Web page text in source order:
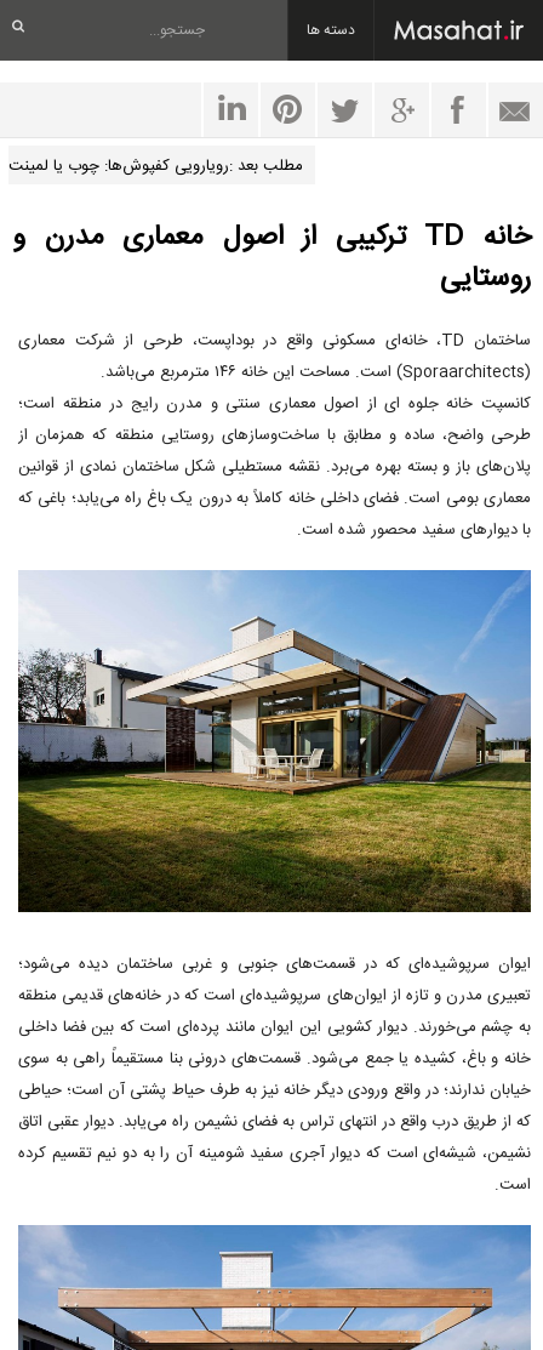
دسته ها
مطلب بعد :رویارویی کفپوش‌ها: چوب یا لمینت
خانه TD ترکیبی از اصول معماری مدرن و
روستایی
ساختمان TD، خانه‌ای مسکونی واقع در بوداپست، طرحی از شرکت معماری
(Sporaarchitects) است. مساحت این خانه ۱۴۶ مترمربع می‌باشد.
کانسپت خانه جلوه ای از اصول معماری سنتی و مدرن رایج در منطقه است؛
طرحی واضح، ساده و مطابق با ساخت‌وسازهای روستایی منطقه که همزمان از
پلان‌های باز و بسته بهره می‌برد. نقشه مستطیلی شکل ساختمان نمادی از قوانین
معماری بومی است. فضای داخلی خانه کاملاً به درون یک باغ راه می‌یابد؛ باغی که
با دیوارهای سفید محصور شده است.
ایوان سرپوشیده‌ای که در قسمت‌های جنوبی و غربی ساختمان دیده می‌شود؛
تعبیری مدرن و تازه از ایوان‌های سرپوشیده‌ای است که در خانه‌های قدیمی منطقه
به چشم می‌خورند. دیوار کشویی این ایوان مانند پرده‌ای است که بین فضا داخلی
خانه و باغ، کشیده یا جمع می‌شود. قسمت‌های درونی بنا مستقیماً راهی به سوی
خیابان ندارند؛ در واقع ورودی دیگر خانه نیز به طرف حیاط پشتی آن است؛ حیاطی
که از طریق درب واقع در انتهای تراس به فضای نشیمن راه می‌یابد. دیوار عقبی اتاق
نشیمن، شیشه‌ای است که دیوار آجری سفید شومینه آن را به دو نیم تقسیم کرده
است.